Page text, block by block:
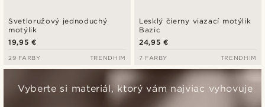
Svetloružový jednoduchý
motýlik
19,95 €
29 FARBY TRENDHIM
Lesklý čierny viazací motýlik
Bazic
24,95 €
7 FARBY TRENDHIM
Vyberte si materiál, ktorý vám najviac vyhovuje